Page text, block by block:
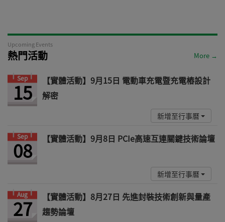
Upcoming Events
熱門活動 More →
Sep
15
【實體活動】9月15日 電動車充電暨充電樁設計
解密
新增至行事曆
Sep
08 【實體活動】9月8日 PCIe高速互連關鍵技術論壇
新增至行事曆
Aug
27
【實體活動】8月27日 先進封裝技術創新與量產
趨勢論壇